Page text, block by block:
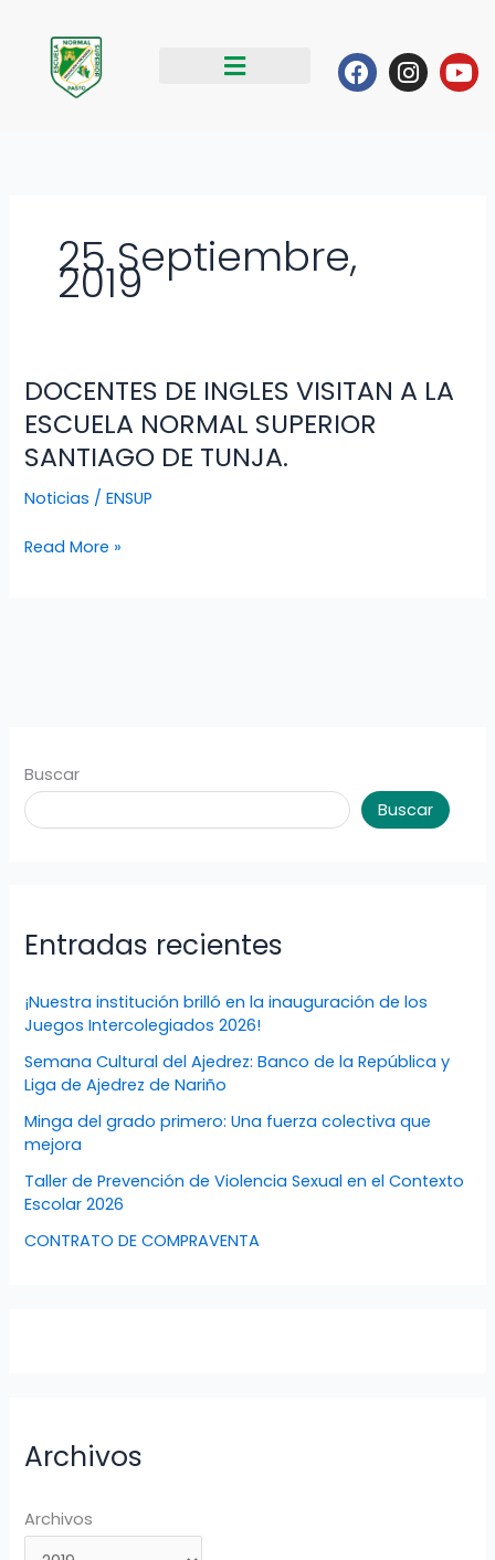
contenido
Facebook
25 Septiembre,
2019
DOCENTES DE INGLES VISITAN A LA
ESCUELA NORMAL SUPERIOR
SANTIAGO DE TUNJA.
Noticias /ENSUP
DOCENTES
DE
INGLES
VISITAN
A
ESCUELA
Read More »
Buscar
Buscar
Entradas recientes
¡Nuestra institución brilló en la inauguración de los
Juegos Intercolegiados 2026!
Semana Cultural del Ajedrez: Banco de la República y
Liga de Ajedrez de Nariño
Minga del grado primero: Una fuerza colectiva que
mejora
Taller de Prevención de Violencia Sexual en el Contexto
Escolar 2026
CONTRATO DE COMPRAVENTA
Archivos
Archivos